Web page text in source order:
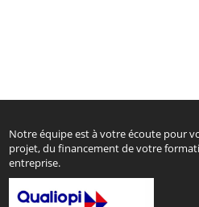
Notre équipe est à votre écoute pour
projet, du financement de votre
entreprise.